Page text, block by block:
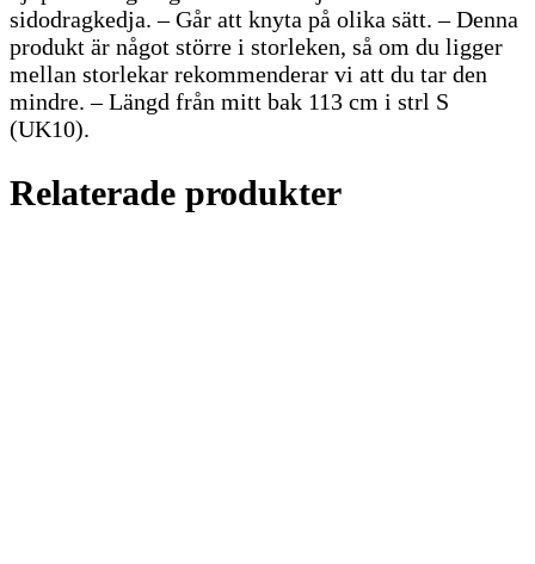
sidodragkedja. – Går att knyta på olika sätt. – Denna
produkt är något större i storleken, så om du ligger
mellan storlekar rekommenderar vi att du tar den
mindre. – Längd från mitt bak 113 cm i strl S
(UK10).
Relaterade produkter